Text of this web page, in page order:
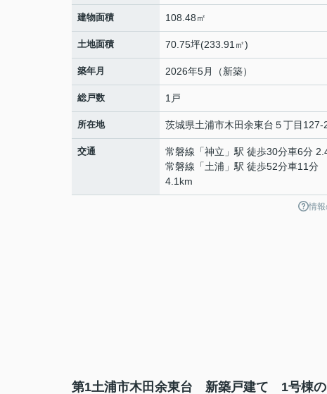
建物面積 108.48㎡
土地面積 70.75坪(233.91㎡)
築年月 2026年5月（新築）
総戸数 1戸
所在地 茨城県土浦市木田余東台 ５丁目127-
交通 常磐線 「神立 」駅 徒歩30分車6分
常磐線 「土浦 」駅 徒歩52分車11分
4.1km
情
第1土浦市木田余東台 新築戸建て 1号棟の